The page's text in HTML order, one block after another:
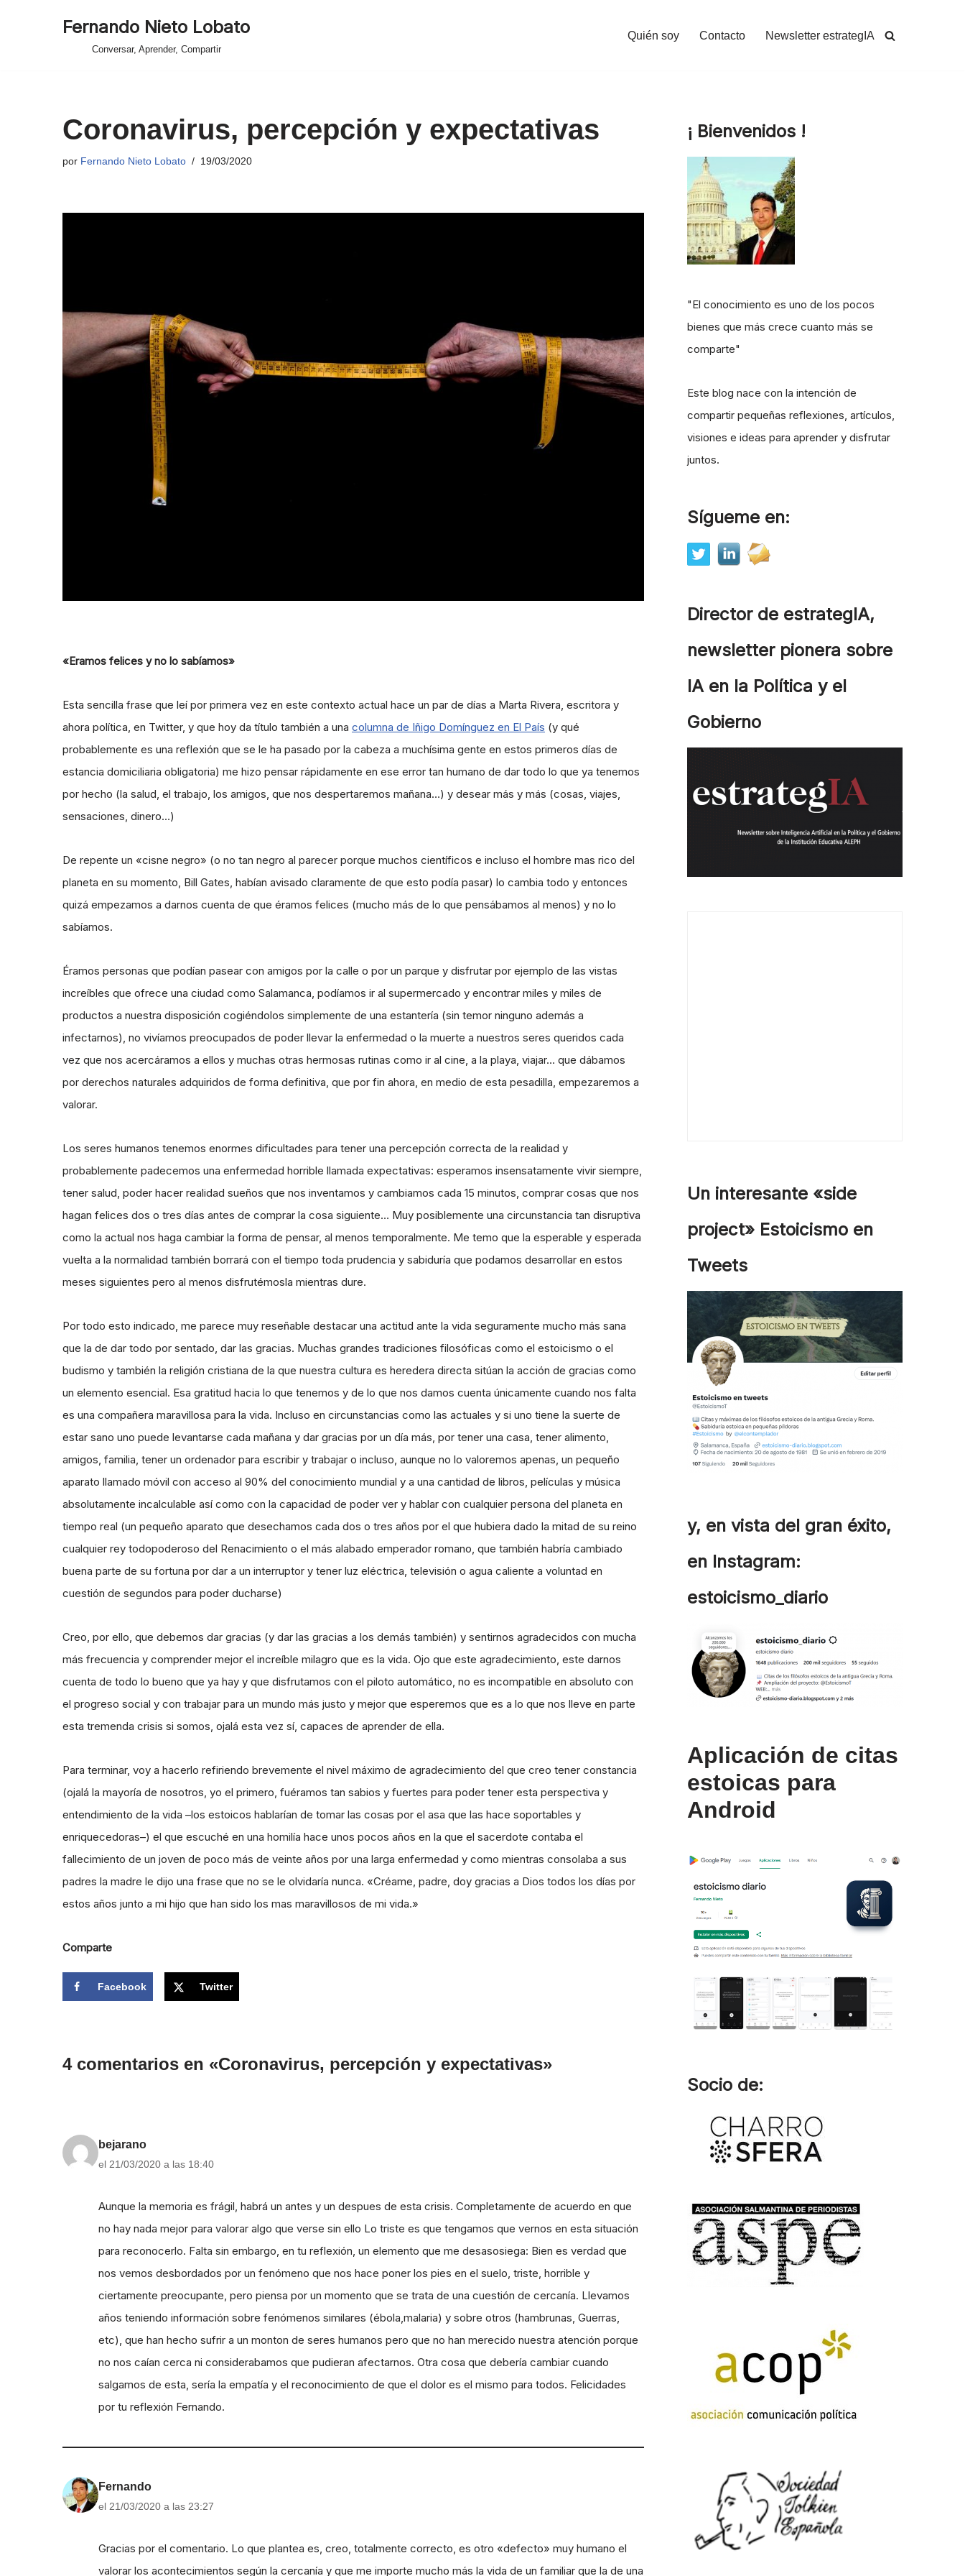
Fernando Nieto Lobato
Conversar, Aprender, Compartir
Quién soy Contacto Newsletter estrategIA
Coronavirus, percepción y expectativas
por Fernando Nieto Lobato 19/03/2020
«Eramos felices y no lo sabíamos»
Esta sencilla frase que leí por primera vez en este contexto actual hace un par de días a Marta Rivera, escritora y
ahora política, en Twitter, y que hoy da título también a una columna de Iñigo Domínguez en El País (y qué
probablemente es una reflexión que se le ha pasado por la cabeza a muchísima gente en estos primeros días de
estancia domiciliaria obligatoria) me hizo pensar rápidamente en ese error tan humano de dar todo lo que ya tenemos
por hecho (la salud, el trabajo, los amigos, que nos despertaremos mañana…) y desear más y más (cosas, viajes,
sensaciones, dinero…)
De repente un «cisne negro» (o no tan negro al parecer porque muchos científicos e incluso el hombre mas rico del
planeta en su momento, Bill Gates, habían avisado claramente de que esto podía pasar) lo cambia todo y entonces
quizá empezamos a darnos cuenta de que éramos felices (mucho más de lo que pensábamos al menos) y no lo
sabíamos.
Éramos personas que podían pasear con amigos por la calle o por un parque y disfrutar por ejemplo de las vistas
increíbles que ofrece una ciudad como Salamanca, podíamos ir al supermercado y encontrar miles y miles de
productos a nuestra disposición cogiéndolos simplemente de una estantería (sin temor ninguno además a
infectarnos), no vivíamos preocupados de poder llevar la enfermedad o la muerte a nuestros seres queridos cada
vez que nos acercáramos a ellos y muchas otras hermosas rutinas como ir al cine, a la playa, viajar… que dábamos
por derechos naturales adquiridos de forma definitiva, que por fin ahora, en medio de esta pesadilla, empezaremos a
valorar.
Los seres humanos tenemos enormes dificultades para tener una percepción correcta de la realidad y
probablemente padecemos una enfermedad horrible llamada expectativas: esperamos insensatamente vivir siempre,
tener salud, poder hacer realidad sueños que nos inventamos y cambiamos cada 15 minutos, comprar cosas que nos
hagan felices dos o tres días antes de comprar la cosa siguiente… Muy posiblemente una circunstancia tan disruptiva
como la actual nos haga cambiar la forma de pensar, al menos temporalmente. Me temo que la esperable y esperada
vuelta a la normalidad también borrará con el tiempo toda prudencia y sabiduría que podamos desarrollar en estos
meses siguientes pero al menos disfrutémosla mientras dure.
Por todo esto indicado, me parece muy reseñable destacar una actitud ante la vida seguramente mucho más sana
que la de dar todo por sentado, dar las gracias. Muchas grandes tradiciones filosóficas como el estoicismo o el
budismo y también la religión cristiana de la que nuestra cultura es heredera directa sitúan la acción de gracias como
un elemento esencial. Esa gratitud hacia lo que tenemos y de lo que nos damos cuenta únicamente cuando nos falta
es una compañera maravillosa para la vida. Incluso en circunstancias como las actuales y si uno tiene la suerte de
estar sano uno puede levantarse cada mañana y dar gracias por un día más, por tener una casa, tener alimento,
amigos, familia, tener un ordenador para escribir y trabajar o incluso, aunque no lo valoremos apenas, un pequeño
aparato llamado móvil con acceso al 90% del conocimiento mundial y a una cantidad de libros, películas y música
absolutamente incalculable así como con la capacidad de poder ver y hablar con cualquier persona del planeta en
tiempo real (un pequeño aparato que desechamos cada dos o tres años por el que hubiera dado la mitad de su reino
cualquier rey todopoderoso del Renacimiento o el más alabado emperador romano, que también habría cambiado
buena parte de su fortuna por dar a un interruptor y tener luz eléctrica, televisión o agua caliente a voluntad en
cuestión de segundos para poder ducharse)
Creo, por ello, que debemos dar gracias (y dar las gracias a los demás también) y sentirnos agradecidos con mucha
más frecuencia y comprender mejor el increíble milagro que es la vida. Ojo que este agradecimiento, este darnos
cuenta de todo lo bueno que ya hay y que disfrutamos con el piloto automático, no es incompatible en absoluto con
el progreso social y con trabajar para un mundo más justo y mejor que esperemos que es a lo que nos lleve en parte
esta tremenda crisis si somos, ojalá esta vez sí, capaces de aprender de ella.
Para terminar, voy a hacerlo refiriendo brevemente el nivel máximo de agradecimiento del que creo tener constancia
(ojalá la mayoría de nosotros, yo el primero, fuéramos tan sabios y fuertes para poder tener esta perspectiva y
entendimiento de la vida –los estoicos hablarían de tomar las cosas por el asa que las hace soportables y
enriquecedoras–) el que escuché en una homilía hace unos pocos años en la que el sacerdote contaba el
fallecimiento de un joven de poco más de veinte años por una larga enfermedad y como mientras consolaba a sus
padres la madre le dijo una frase que no se le olvidaría nunca. «Créame, padre, doy gracias a Dios todos los días por
estos años junto a mi hijo que han sido los mas maravillosos de mi vida.»
Comparte
Facebook Twitter
4 comentarios en «Coronavirus, percepción y expectativas»
bejarano
el 21/03/2020 a las 18:40
Aunque la memoria es frágil, habrá un antes y un despues de esta crisis. Completamente de acuerdo en que
no hay nada mejor para valorar algo que verse sin ello Lo triste es que tengamos que vernos en esta situación
para reconocerlo. Falta sin embargo, en tu reflexión, un elemento que me desasosiega: Bien es verdad que
nos vemos desbordados por un fenómeno que nos hace poner los pies en el suelo, triste, horrible y
ciertamente preocupante, pero piensa por un momento que se trata de una cuestión de cercanía. Llevamos
años teniendo información sobre fenómenos similares (ébola,malaria) y sobre otros (hambrunas, Guerras,
etc), que han hecho sufrir a un monton de seres humanos pero que no han merecido nuestra atención porque
no nos caían cerca ni considerabamos que pudieran afectarnos. Otra cosa que debería cambiar cuando
salgamos de esta, sería la empatía y el reconocimiento de que el dolor es el mismo para todos. Felicidades
por tu reflexión Fernando.
Fernando
el 21/03/2020 a las 23:27
Gracias por el comentario. Lo que plantea es, creo, totalmente correcto, es otro «defecto» muy humano el
valorar los acontecimientos según la cercanía y que me importe mucho más la vida de un familiar que la de una
¡ Bienvenidos !
"El conocimiento es uno de los pocos
bienes que más crece cuanto más se
comparte"
Este blog nace con la intención de
compartir pequeñas reflexiones, artículos,
visiones e ideas para aprender y disfrutar
juntos.
Sígueme en:
Director de estrategIA,
newsletter pionera sobre
IA en la Política y el
Gobierno
Un interesante «side
project» Estoicismo en
Tweets
y, en vista del gran éxito,
en Instagram:
estoicismo_diario
Aplicación de citas
estoicas para
Android
Socio de: